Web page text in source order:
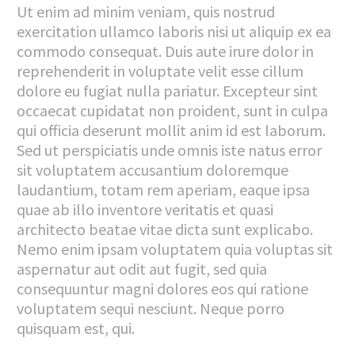
Ut enim ad minim veniam, quis nostrud
exercitation ullamco laboris nisi ut aliquip ex ea
commodo consequat. Duis aute irure dolor in
reprehenderit in voluptate velit esse cillum
dolore eu fugiat nulla pariatur. Excepteur sint
occaecat cupidatat non proident, sunt in culpa
qui officia deserunt mollit anim id est laborum.
Sed ut perspiciatis unde omnis iste natus error
sit voluptatem accusantium doloremque
laudantium, totam rem aperiam, eaque ipsa
quae ab illo inventore veritatis et quasi
architecto beatae vitae dicta sunt explicabo.
Nemo enim ipsam voluptatem quia voluptas sit
aspernatur aut odit aut fugit, sed quia
consequuntur magni dolores eos qui ratione
voluptatem sequi nesciunt. Neque porro
quisquam est, qui.